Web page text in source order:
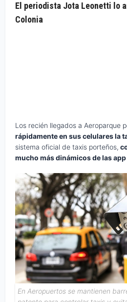
El periodista Jota Leonetti lo
Colonia
Los recién llegados a Aeroparque
rápidamente en sus celulares la
sistema oficial de taxis porteños,
mucho más dinámicos de las
En Aeropuertos se mantienen